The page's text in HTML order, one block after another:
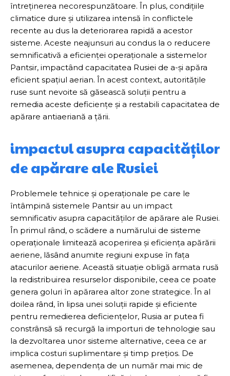
întreținerea necorespunzătoare. În plus, condițiile
climatice dure și utilizarea intensă în conflictele
recente au dus la deteriorarea rapidă a acestor
sisteme. Aceste neajunsuri au condus la o reducere
semnificativă a eficienței operaționale a sistemelor
Pantsir, impactând capacitatea Rusiei de a-și apăra
eficient spațiul aerian. În acest context, autoritățile
ruse sunt nevoite să găsească soluții pentru a
remedia aceste deficiențe și a restabili capacitatea de
apărare antiaeriană a țării.
impactul asupra capacităților
de apărare ale Rusiei
Problemele tehnice și operaționale pe care le
întâmpină sistemele Pantsir au un impact
semnificativ asupra capacităților de apărare ale Rusiei.
În primul rând, o scădere a numărului de sisteme
operaționale limitează acoperirea și eficiența apărării
aeriene, lăsând anumite regiuni expuse în fața
atacurilor aeriene. Această situație obligă armata rusă
la redistribuirea resurselor disponibile, ceea ce poate
genera goluri în apărarea altor zone strategice. În al
doilea rând, în lipsa unei soluții rapide și eficiente
pentru remedierea deficiențelor, Rusia ar putea fi
constrânsă să recurgă la importuri de tehnologie sau
la dezvoltarea unor sisteme alternative, ceea ce ar
implica costuri suplimentare și timp prețios. De
asemenea, dependența de un număr mai mic de